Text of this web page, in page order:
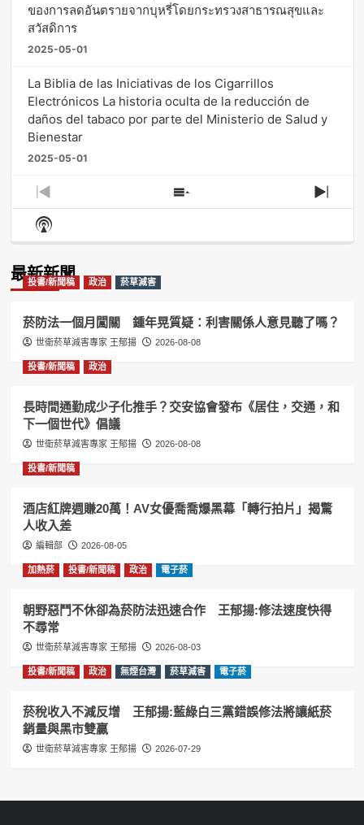
ของการลดอันตรายจากบุหรี่โดยกระทรวงสาธารณสุขและ
สวัสดิการ
2025-05-01
La Biblia de las Iniciativas de los Cigarrillos
Electrónicos La historia oculta de la reducción de
daños del tabaco por parte del Ministerio de Salud y
Bienestar
2025-05-01
Previous
Episode
Show
Episodes
Next
Show
Podcast
最新新聞
投書/新聞稿 政治 菸草減害
菸防法一個月闖關 鍾年晃質疑：利害關係人意見聽了嗎？
世衛菸草減害專家 王郁揚 2026-08-08
投書/新聞稿 政治
長時間通勤成少子化推手？交安協會發布《居住，交通，和
下一個世代》倡議
世衛菸草減害專家 王郁揚 2026-08-08
投書/新聞稿
酒店紅牌週賺20萬！AV女優喬喬爆黑幕「轉行拍片」揭驚
人收入差
編輯部 2026-08-05
加熱菸 投書/新聞稿 政治 電子菸
朝野惡鬥不休卻為菸防法迅速合作 王郁揚:修法速度快得
不尋常
世衛菸草減害專家 王郁揚 2026-08-03
投書/新聞稿 政治 無煙台灣 菸草減害 電子菸
菸稅收入不減反增 王郁揚:藍綠白三黨錯誤修法將讓紙菸
銷量與黑市雙贏
世衛菸草減害專家 王郁揚 2026-07-29